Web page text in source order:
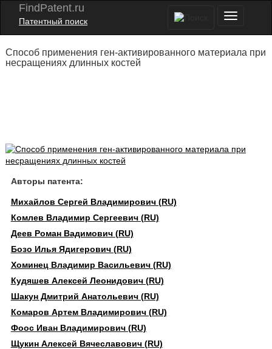
FindPatent.ru
Патентный поиск
Способ применения ген-активированного материала при
несращениях длинных костей
Авторы патента:
Михайлов Сергей Владимирович (RU)
Комлев Владимир Сергеевич (RU)
Деев Роман Вадимович (RU)
Бозо Илья Ядигерович (RU)
Хоминец Владимир Васильевич (RU)
Кудяшев Алексей Леонидович (RU)
Шакун Дмитрий Анатольевич (RU)
Комаров Артем Владимирович (RU)
Фоос Иван Владимирович (RU)
Щукин Алексей Вячеславович (RU)